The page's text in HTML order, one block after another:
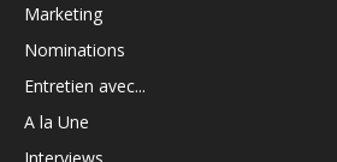
Marketing
Nominations
Entretien avec...
A la Une